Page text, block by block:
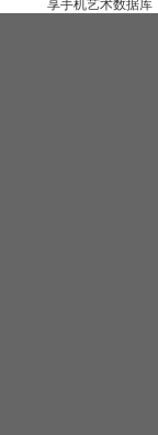
享手机艺术数据库